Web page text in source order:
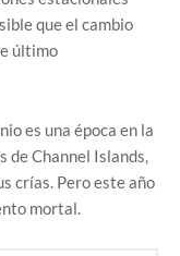
que el cambio
último
es una época en la
de Channel Islands,
crías. Pero este año
mortal.